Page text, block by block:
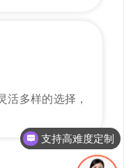
活多样的选择，
支持高难度定制